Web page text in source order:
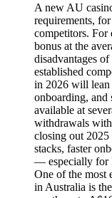
A new AU
requirements,
competitors. For
bonus at the
disadvantages
established
in 2026 will lean
onboarding,
available at
withdrawals
closing out
stacks, faster
— especially for
One of the most
in Australia is